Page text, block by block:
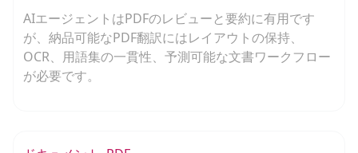
AIエージェントはPDFのレビューと要約に有用です
が、納品可能なPDF翻訳にはレイアウトの保持、
OCR、用語集の一貫性、予測可能な文書ワークフロー
が必要です。